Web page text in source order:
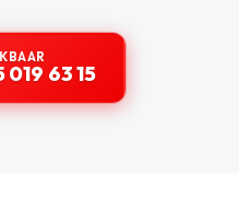
019 63 15